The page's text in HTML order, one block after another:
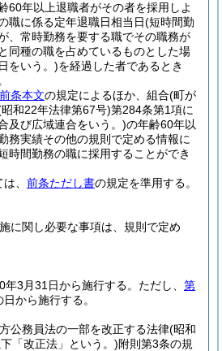
60年以上退職者がその者を採用しよ
職に係る定年退職日相当日(短時間勤
、常時勤務を要する職でその職務が
同種の職を占めているものとした場
をいう。)を経過した者であるとき
前条本文の規定によるほか、組合(町が
和22年法律第67号)第284条第1項に
及び広域連合をいう。)の年齢60年以
務実績その他の規則で定める情報に
時間勤務の職に採用することができ
、 前条ただし書の規定を準用する。
に関し必要な事項は、規則で定め
3月31日から施行する。 ただし、 第
から施行する。
公務員法の一部を改正する法律(昭和
「改正法」という。)附則第3条の規